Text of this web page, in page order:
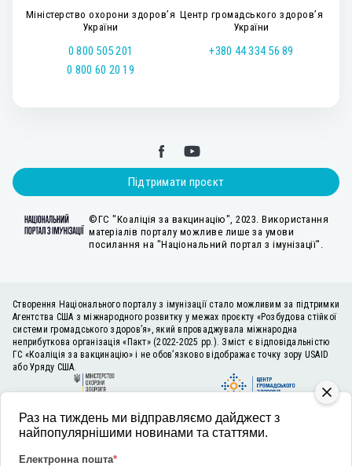
Міністерство охорони здоров’я
України
0 800 505 201
0 800 60 20 19
Центр громадського здоров’я
України
+380 44 334 56 89
Підтримати проєкт
©ГС "Коаліція за вакцинацію", 2023. Використання
матеріалів порталу можливе лише за умови
посилання на "Національний портал з імунізації".
Створення Національного порталу з імунізації стало можливим за підтримки
Агентства США з міжнародного розвитку у межах проєкту «Розбудова стійкої
системи громадського здоров’я», який впроваджувала міжнародна
неприбуткова організація «Пакт» (2022-2025 рр.). Зміст є відповідальністю
ГС «Коаліція за вакцинацію» і не обов’язково відображає точку зору USAID
або Уряду США.
Раз на тиждень ми відправляємо дайджест з
найпопулярнішими новинами та статтями.
Електронна пошта*